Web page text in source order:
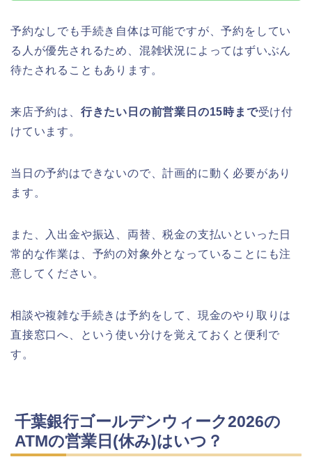
予約なしでも手続き自体は可能ですが、予約をしてい
る人が優先されるため、混雑状況によってはずいぶん
待たされることもあります。
来店予約は、 行きたい日の前営業日の15時まで受け付
けています。
当日の予約はできないので、計画的に動く必要があり
ます。
また、入出金や振込、両替、税金の支払いといった日
常的な作業は、予約の対象外となっていることにも注
意してください。
相談や複雑な手続きは予約をして、現金のやり取りは
直接窓口へ、という使い分けを覚えておくと便利で
す。
千葉銀行ゴールデンウィーク2026の
ATMの営業日(休み)はいつ？